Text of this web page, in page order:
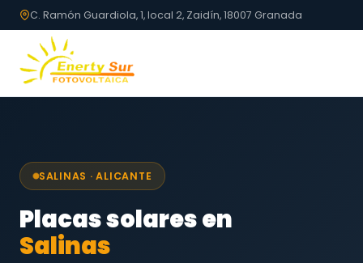
C. Ramón Guardiola, 1, local 2, Zaidín, 18007 Granada
SALINAS · ALICANTE
Placas solares en
Salinas